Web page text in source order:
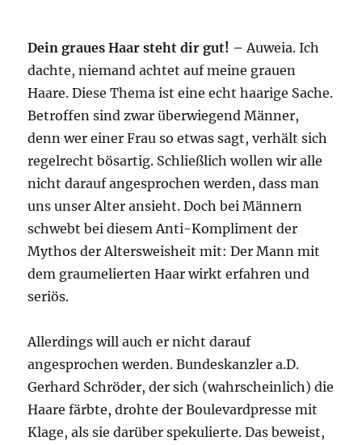
Dein graues Haar steht dir gut! –Auweia. Ich
dachte, niemand achtet auf meine grauen
Haare. Diese Thema ist eine echt haarige Sache.
Betroffen sind zwar überwiegend Männer,
denn wer einer Frau so etwas sagt, verhält sich
regelrecht bösartig. Schließlich wollen wir alle
nicht darauf angesprochen werden, dass man
uns unser Alter ansieht. Doch bei Männern
schwebt bei diesem Anti-Kompliment der
Mythos der Altersweisheit mit: Der Mann mit
dem graumelierten Haar wirkt erfahren und
seriös.
Allerdings will auch er nicht darauf
angesprochen werden. Bundeskanzler a.D.
Gerhard Schröder, der sich (wahrscheinlich) die
Haare färbte, drohte der Boulevardpresse mit
Klage, als sie darüber spekulierte. Das beweist,